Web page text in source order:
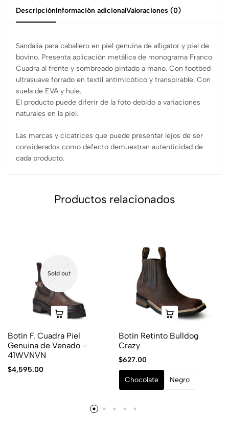
DescripciónInformación adicionalValoraciones (0)
Sandalia para caballero en piel genuina de alligator y piel de
bovino. Presenta aplicación metálica de monograma Franco
Cuadra al frente y sombreado pintado a mano. Con footbed
ultrasuave forrado en textil antimicótico y transpirable. Con
suela de EVA y hule.
El producto puede diferir de la foto debido a variaciones
naturales en la piel.
Las marcas y cicatrices que puede presentar lejos de ser
considerados como defecto demuestran autenticidad de
cada producto.
Productos relacionados
Sold out
Botín F. Cuadra Piel
Genuina de Venado –
41WVNVN
$4,595.00
Botín Retinto Bulldog
Crazy
$627.00
Chocolate Negro